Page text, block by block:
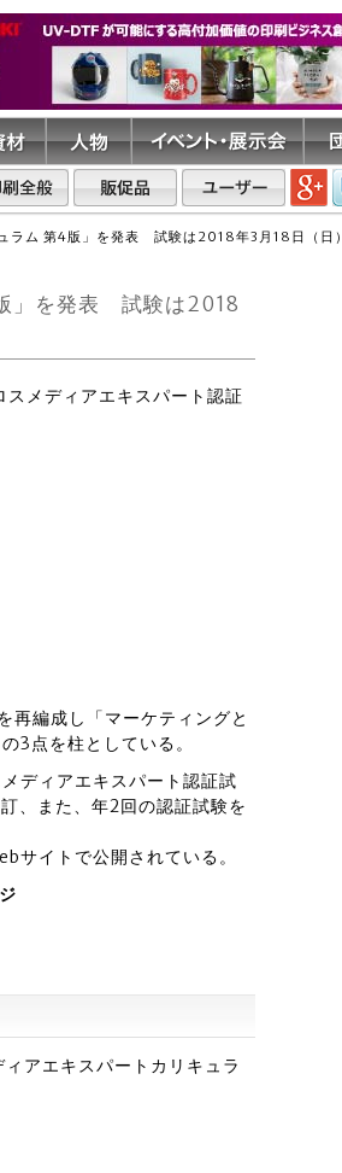
ラム 第4版」を発表 試験は2018年3月18日（日）
」を発表 試験は2018
スメディアエキスパート認証
再編成し「マーケティングと
3点を柱としている。
ディアエキスパート認証試
、また、年2回の認証試験を
サイトで公開されている。
アエキスパートカリキュラ